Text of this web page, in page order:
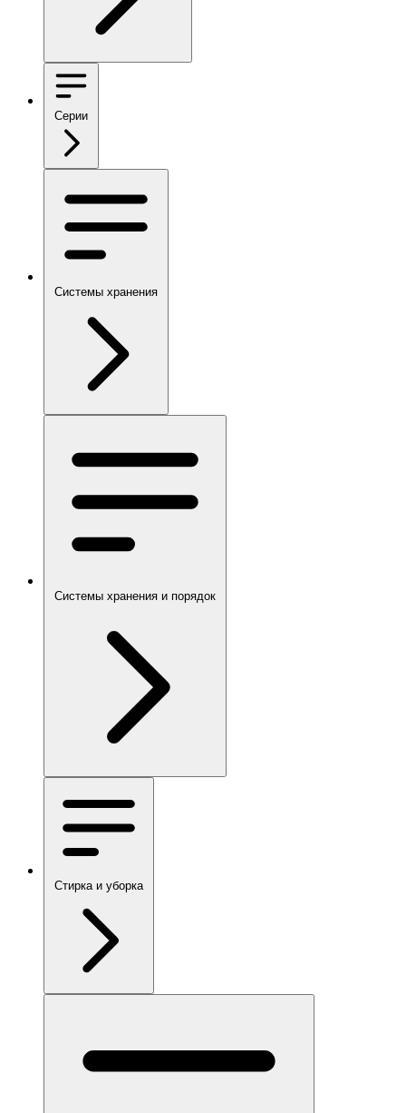
Серии
Системы хранения
Системы хранения и порядок
Стирка и уборка